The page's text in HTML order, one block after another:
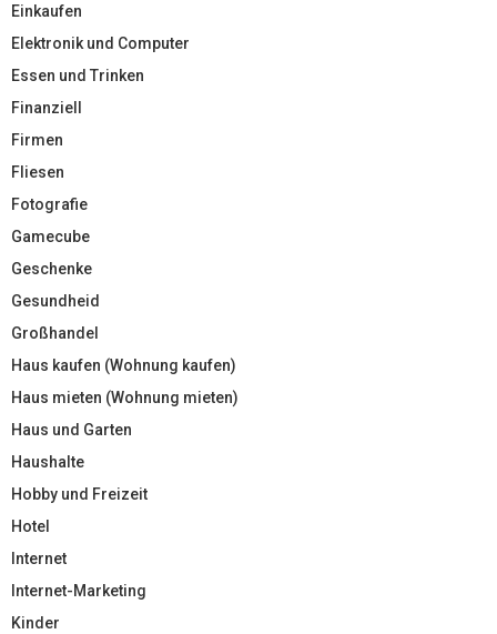
Einkaufen
Elektronik und Computer
Essen und Trinken
Finanziell
Firmen
Fliesen
Fotografie
Gamecube
Geschenke
Gesundheid
Großhandel
Haus kaufen (Wohnung kaufen)
Haus mieten (Wohnung mieten)
Haus und Garten
Haushalte
Hobby und Freizeit
Hotel
Internet
Internet-Marketing
Kinder